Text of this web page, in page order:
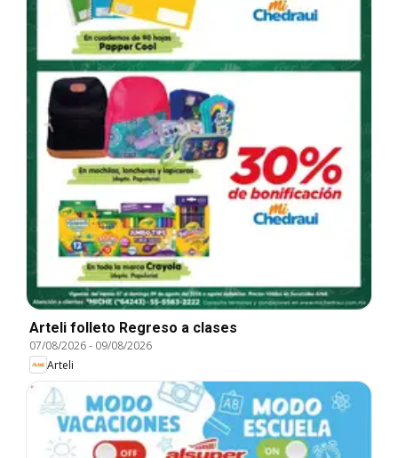
Arteli folleto Regreso a clases
07/08/2026- 09/08/2026
Arteli